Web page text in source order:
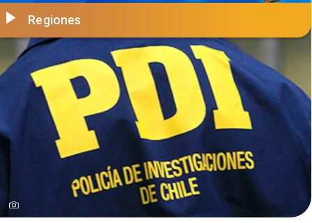
Regiones